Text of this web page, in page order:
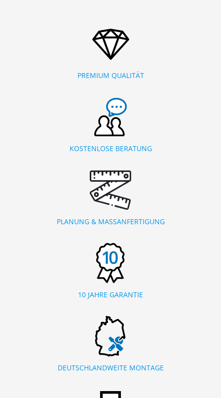
PREMIUM QUALITÄT
KOSTENLOSE BERATUNG
PLANUNG & MASSANFERTIGUNG
10 JAHRE GARANTIE
DEUTSCHLANDWEITE MONTAGE